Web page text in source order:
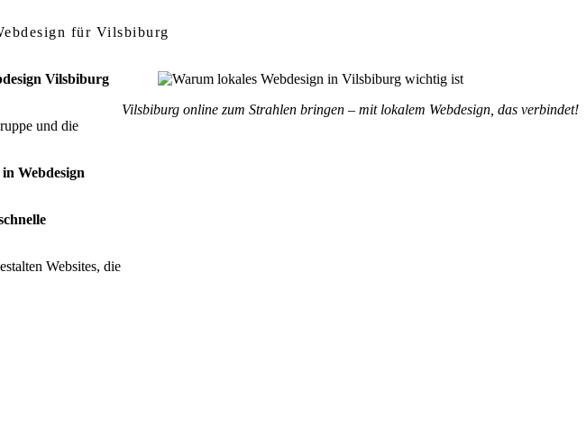
für Vilsbiburg
Vilsbiburg
und die
Webdesign
Websites, die
Vilsbiburg online zum Strahlen bringen – mit lokalem Webdesign, das verbindet!